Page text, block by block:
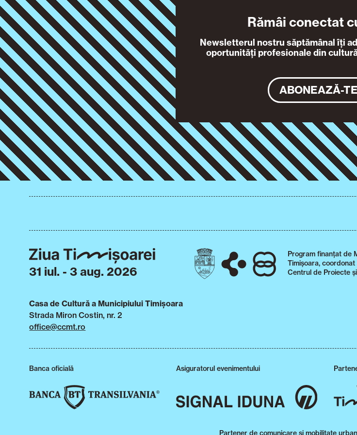
Rămâi conectat
Newsletterul nostru săptămânal îți
oportunități profesionale din
ABONEAZĂ-TE
31 iul. - 3 aug. 2026
Program finanțat de
Timișoara,
Centrul de Proiecte
Casa de Cultură a Municipiului Timișoara
Strada Miron Costin, nr. 2
office@ccmt.ro
Banca oficială Asiguratorul evenimentului